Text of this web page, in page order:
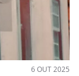
6 OUT 2025